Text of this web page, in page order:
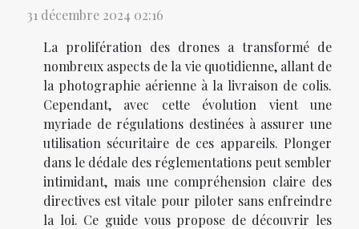
31 décembre 2024 02:16
La prolifération des drones a transformé de
nombreux aspects de la vie quotidienne, allant de
la photographie aérienne à la livraison de colis.
Cependant, avec cette évolution vient une
myriade de régulations destinées à assurer une
utilisation sécuritaire de ces appareils. Plonger
dans le dédale des réglementations peut sembler
intimidant, mais une compréhension claire des
directives est vitale pour piloter sans enfreindre
la loi. Ce guide vous propose de découvrir les